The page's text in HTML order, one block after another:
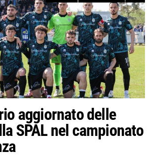
aggiornato delle
SPAL nel campionato